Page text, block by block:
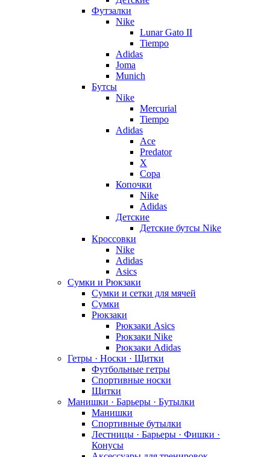
Футзалки
Nike
Lunar Gato II
Tiempo
Adidas
Joma
Munich
Бутсы
Nike
Mercurial
Tiempo
Adidas
Ace
Predator
X
Copa
Копочки
Nike
Adidas
Детские
Детские бутсы Nike
Кроссовки
Nike
Adidas
Asics
Сумки и Рюкзаки
Сумки и сетки для мячей
Сумки
Рюкзаки
Рюкзаки Asics
Рюкзаки Nike
Рюкзаки Adidas
Гетры · Носки · Щитки
Футбольные гетры
Спортивные носки
Щитки
Манишки · Барьеры · Бутылки
Манишки
Спортивные бутылки
Лестницы · Барьеры · Фишки ·
Конусы